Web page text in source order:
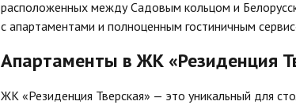
расположенных между Садовым кольцом и
с апартаментами и полноценным гостиничным
Апартаменты в ЖК «Резиденция
ЖК «Резиденция Тверская» — это уникальный для